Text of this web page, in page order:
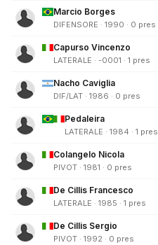
Marcio Borges
DIFENSORE · 1990 · 0 pres
Capurso Vincenzo
LATERALE · -0001 · 1 pres
Nacho Caviglia
DIF/LAT · 1986 · 0 pres
Pedaleira
LATERALE · 1984 · 1 pres
Colangelo Nicola
PIVOT · 1981 · 0 pres
De Cillis Francesco
LATERALE · 1985 · 1 pres
De Cillis Sergio
PIVOT · 1992 · 0 pres